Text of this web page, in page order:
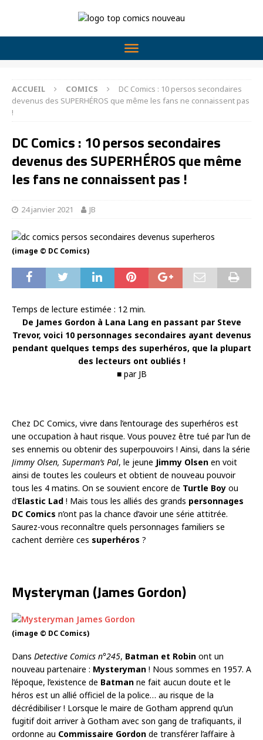
ACCUEIL COMICS
DC Comics : 10 persos secondaires
devenus des SUPERHÉROS que même les fans ne connaissent pas
!
DC Comics : 10 persos secondaires
devenus des SUPERHÉROS que même
les fans ne connaissent pas !
24 janvier 2021 JB
(image © DC Comics)
Temps de lecture estimée : 12 min.
De James Gordon à Lana Lang en passant par Steve
Trevor, voici 10 personnages secondaires ayant devenus
pendant quelques temps des superhéros, que la plupart
des lecteurs ont oubliés !
■ par JB
Chez DC Comics, vivre dans l’entourage des superhéros est
une occupation à haut risque. Vous pouvez être tué par l’un de
ses ennemis ou obtenir des superpouvoirs ! Ainsi, dans la série
Jimmy Olsen, Superman’s Pal, le jeune Jimmy Olsen en voit
ainsi de toutes les couleurs et obtient de nouveau pouvoir
tous les 4 matins. On se souvient encore de Turtle Boy ou
d’Elastic Lad ! Mais tous les alliés des grands personnages
DC Comics n’ont pas la chance d’avoir une série attitrée.
Saurez-vous reconnaître quels personnages familiers se
cachent derrière ces superhéros ?
Mysteryman (James Gordon)
(image © DC Comics)
Dans Detective Comics n°245, Batman et Robin ont un
nouveau partenaire : Mysteryman ! Nous sommes en 1957. A
l’époque, l’existence de Batman ne fait aucun doute et le
héros est un allié officiel de la police… au risque de la
décrédibiliser ! Lorsque le maire de Gotham apprend qu’un
fugitif doit arriver à Gotham avec son gang de trafiquants, il
ordonne au Commissaire Gordon de transférer l’affaire à